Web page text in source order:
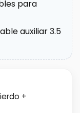
para
auxiliar 3.5
+